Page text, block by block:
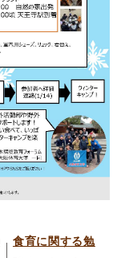
食育に関する勉